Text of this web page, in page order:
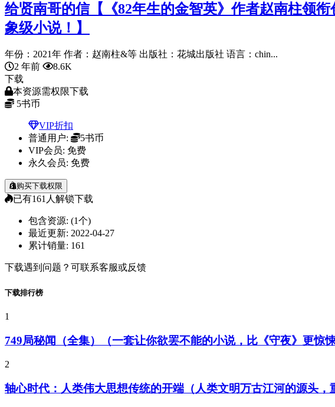
给贤南哥的信【《82年生的金智英》作者赵南柱领
象级小说！】
年份：2021年 作者：赵南柱&等 出版社：花城出版社 语言：chin...
2 年前
8.6K
下载
本资源需权限下载
5书币
VIP折扣
普通用户:
5书币
VIP会员: 免费
永久会员: 免费
购买下载权限
已有161人解锁下载
包含资源: (1个)
最近更新: 2022-04-27
累计销量: 161
下载遇到问题？可联系客服或反馈
下载排行榜
1
749局秘闻（全集）（一套让你欲罢不能的小说，比《守夜》更惊
2
轴心时代：人类伟大思想传统的开端（人类文明万古江河的源头